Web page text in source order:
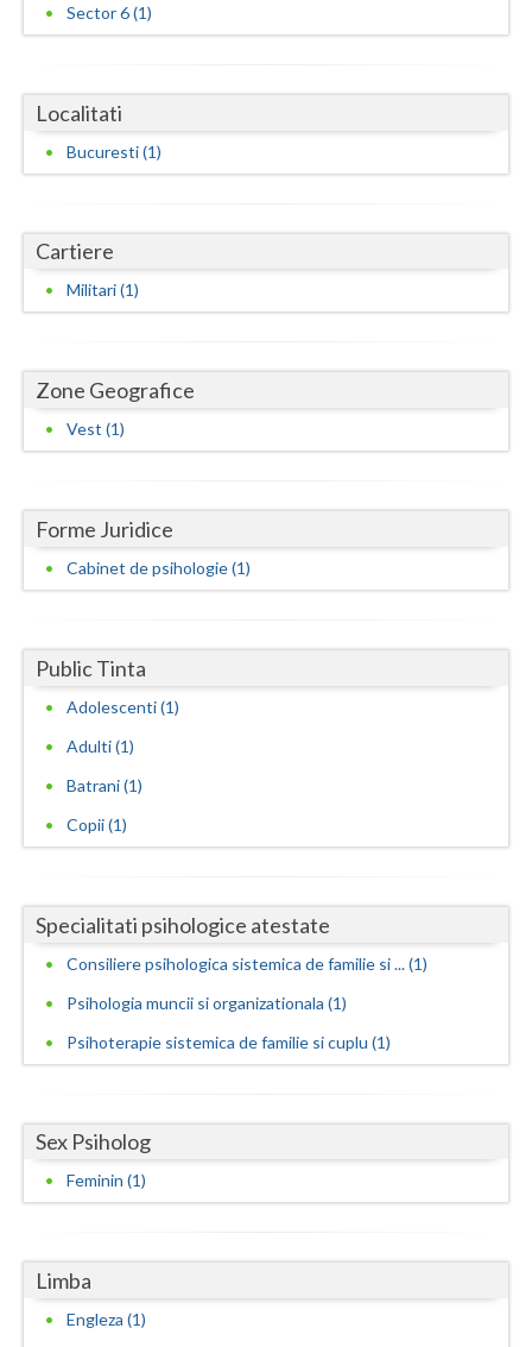
Hunedoara
Iasi
Ilfov
Mehedinti
Mures
Olt
Prahova
Satu-Mare
Sibiu
Teleorman
Tulcea
Valcea
Vrancea
Sector 6 (1)
Localitati
Bucuresti (1)
Cartiere
Militari (1)
Zone Geografice
Vest (1)
Forme Juridice
Cabinet de psihologie (1)
Public Tinta
Adolescenti (1)
Adulti (1)
Batrani (1)
Copii (1)
Specialitati psihologice atestate
Consiliere psihologica sistemica de familie si ... (1)
Psihologia muncii si organizationala (1)
Psihoterapie sistemica de familie si cuplu (1)
Sex Psiholog
Feminin (1)
Limba
Engleza (1)